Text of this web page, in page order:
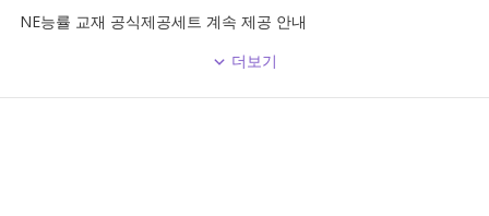
NE능률 교재 공식제공세트 계속 제공 안내
더보기